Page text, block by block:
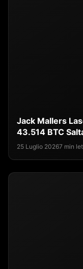
Jack Mallers
43.514 BTC
25 Luglio 20267 min